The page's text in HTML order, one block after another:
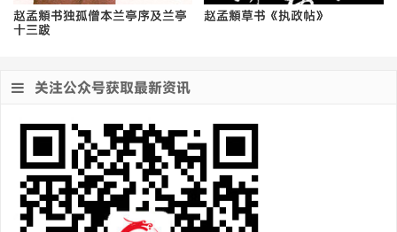
赵孟頫书独孤僧本兰亭序及兰亭
十三跋
赵孟頫草书《执政帖》
关注公众号获取最新资讯